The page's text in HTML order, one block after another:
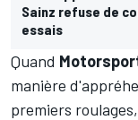
Sainz refuse de
essais
Quand
manière
premiers